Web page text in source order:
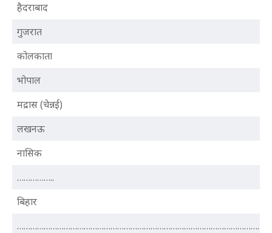
हैदराबाद
गुजरात
कोलकाता
भोपाल
मद्रास (चेन्नई)
लखनऊ
नासिक
……………..
बिहार
…………………………………………………………………………………………………..